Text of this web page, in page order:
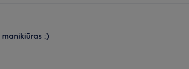
:)